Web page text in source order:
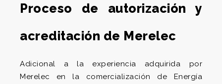
Proceso de autorización y
acreditación de Merelec
Adicional a la experiencia adquirida por
Merelec en la comercialización de Energía